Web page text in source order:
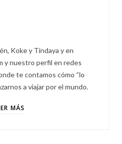
Koke y Tindaya y en
y nuestro perfil en redes
te contamos cómo “lo
a viajar por el mundo.
MÁS